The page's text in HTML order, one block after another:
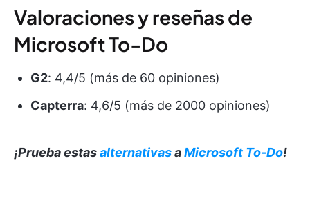
Valoraciones y reseñas de
Microsoft To-Do
G2: 4,4/5 (más de 60 opiniones)
Capterra: 4,6/5 (más de 2000 opiniones)
¡Prueba estasalternativasaMicrosoft To-Do!